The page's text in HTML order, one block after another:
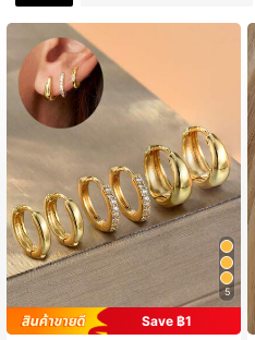
4.92 2.3K ผู้ติดตาม
5
Save ฿1